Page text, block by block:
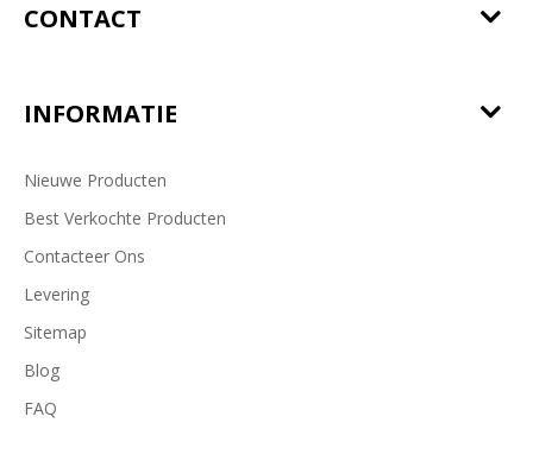
CONTACT
INFORMATIE
Nieuwe Producten
Best Verkochte Producten
Contacteer Ons
Levering
Sitemap
Blog
FAQ